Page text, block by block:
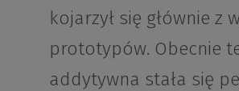
kojarzył się głównie z
prototypów. Obecnie
addytywna stała się